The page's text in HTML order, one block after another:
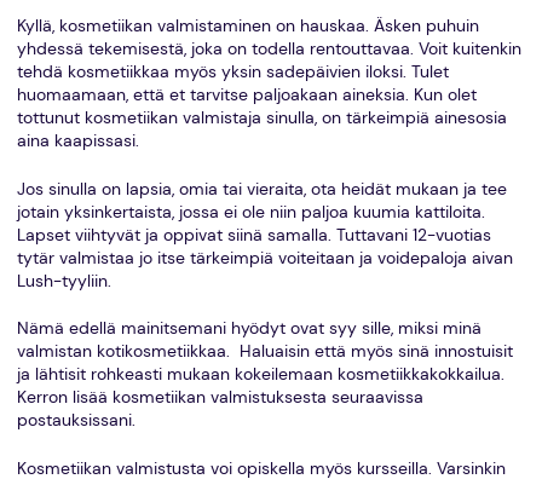
Kyllä, kosmetiikan valmistaminen on hauskaa. Äsken puhuin
yhdessä tekemisestä, joka on todella rentouttavaa. Voit kuitenkin
tehdä kosmetiikkaa myös yksin sadepäivien iloksi. Tulet
huomaamaan, että et tarvitse paljoakaan aineksia. Kun olet
tottunut kosmetiikan valmistaja sinulla, on tärkeimpiä ainesosia
aina kaapissasi.
Jos sinulla on lapsia, omia tai vieraita, ota heidät mukaan ja tee
jotain yksinkertaista, jossa ei ole niin paljoa kuumia kattiloita.
Lapset viihtyvät ja oppivat siinä samalla. Tuttavani 12-vuotias
tytär valmistaa jo itse tärkeimpiä voiteitaan ja voidepaloja aivan
Lush-tyyliin.
Nämä edellä mainitsemani hyödyt ovat syy sille, miksi minä
valmistan kotikosmetiikkaa. Haluaisin että myös sinä innostuisit
ja lähtisit rohkeasti mukaan kokeilemaan kosmetiikkakokkailua.
Kerron lisää kosmetiikan valmistuksesta seuraavissa
postauksissani.
Kosmetiikan valmistusta voi opiskella myös kursseilla. Varsinkin